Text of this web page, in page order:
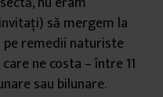
să mergem la
pe remedii naturiste
ne costa – între 11
sau bilunare.